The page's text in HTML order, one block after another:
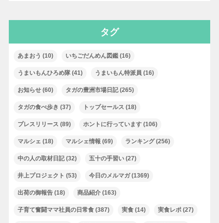
タグ
あまおう (10) いちごだんめん図鑑(16)
うまいもんひろめ隊(41) うまいもん特派員 (16)
お知らせ(60) タガの豊洲市場日記(265)
タガの食べ歩き (37) トップセールス (18)
プレスリリース (89) ホントに行っています(106)
マルシェ (18) マルシェ情報 (69) ランキング(256)
中の人の取材日記(32) 五十の手習い(27)
井上プロジェクト (53) 今日のメルマガ(1369)
出荷の御報告(18) 商品紹介(163)
子育て奮闘ママ社員の日常食(387) 実食(14) 実食レポ(27)